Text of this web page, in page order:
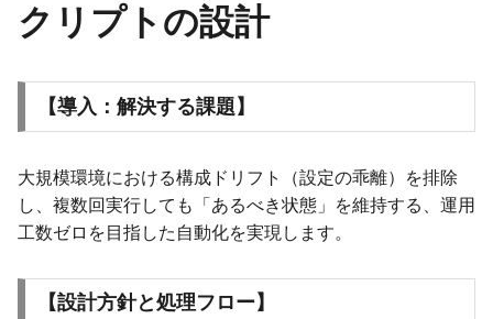
クリプトの設計
【導入：解決する課題】
大規模環境における構成ドリフト（設定の乖離）を排除
し、複数回実行しても「あるべき状態」を維持する、運用
工数ゼロを目指した自動化を実現します。
【設計方針と処理フロー】